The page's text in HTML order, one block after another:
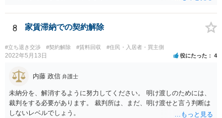
8 家賃滞納での契約解除
#立ち退き交渉 #契約解除 #賃料回収 #住民・入居者・買主側
2022年5月13日 役にたった 4
内藤 政信 弁護士
未納分を、解消するように努力してください。 明け渡しのためには、
裁判をする必要があります。 裁判所は、まだ、明け渡せと言う判断は
しないレベルでしょう。